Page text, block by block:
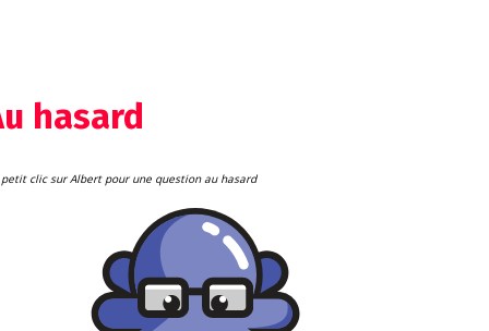
hasard
petit clic sur Albert pour une question au hasard